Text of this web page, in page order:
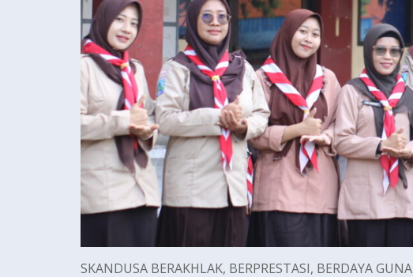
SKANDUSA BERAKHLAK, BERPRESTASI, BERDAYA GUNA